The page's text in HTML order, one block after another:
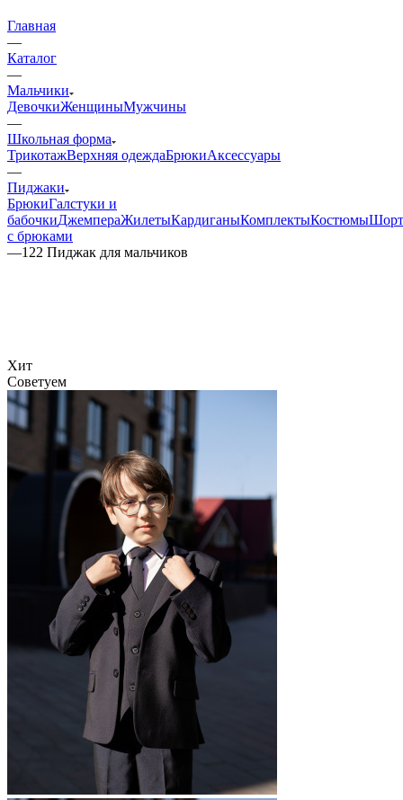
Главная
—
Каталог
—
Мальчики
ДевочкиЖенщиныМужчины
—
Школьная форма
ТрикотажВерхняя одеждаБрюкиАксессуары
—
Пиджаки
БрюкиГалстуки и
бабочкиДжемпераЖилетыКардиганыКомплектыКостюмы
с брюками
—122 Пиджак для мальчиков
Хит
Советуем